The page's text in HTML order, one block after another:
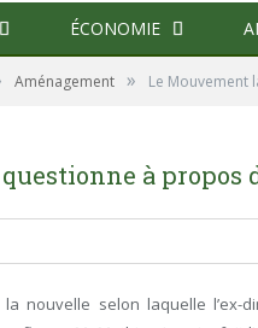
ÉCONOMIE
Aménagement » Le Mouvement
à propos
la nouvelle selon laquelle l’ex-